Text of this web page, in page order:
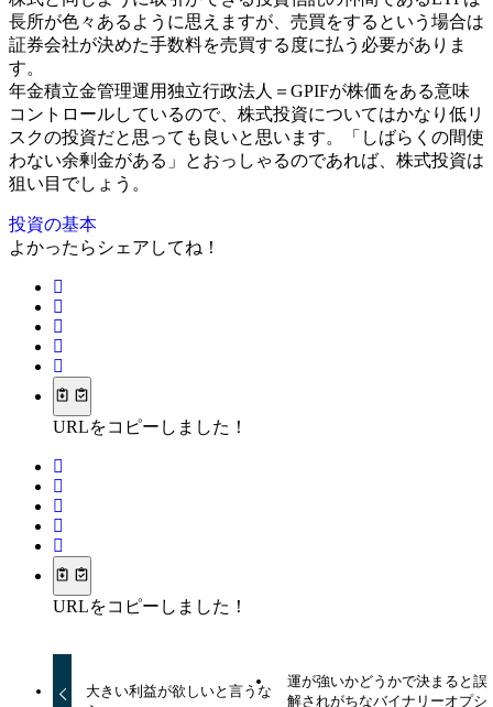
長所が色々あるように思えますが、売買をするという場合は
証券会社が決めた手数料を売買する度に払う必要がありま
す。
年金積立金管理運用独立行政法人＝GPIFが株価をある意味
コントロールしているので、株式投資についてはかなり低リ
スクの投資だと思っても良いと思います。「しばらくの間使
わない余剰金がある」とおっしゃるのであれば、株式投資は
狙い目でしょう。
投資の基本
よかったらシェアしてね！
URLをコピーしました！
URLをコピーしました！
大きい利益が欲しいと言うな
運が強いかどうかで決まると誤
解されがちなバイナリーオプシ